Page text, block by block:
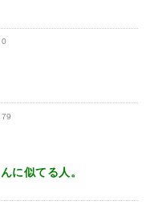
に似てる人。